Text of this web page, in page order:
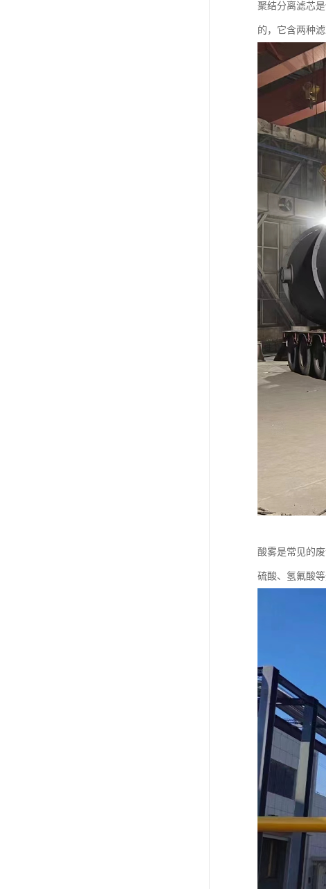
聚结分离滤芯
的，它含两种
酸雾是常见的
硫酸、氢氟酸